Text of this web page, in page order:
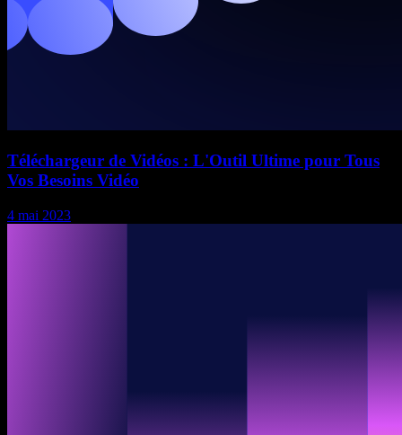
Téléchargeur de Vidéos : L'Outil Ultime pour Tous
Vos Besoins Vidéo
4 mai 2023